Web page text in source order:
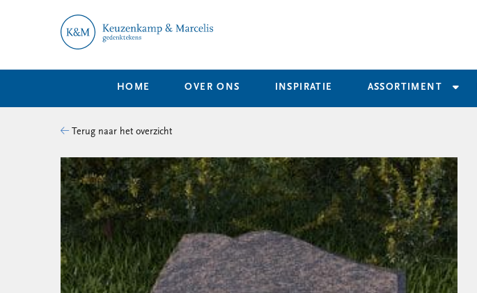
HOME OVER ONS INSPIRATIE ASSORTIMENT
Terug naar het overzicht